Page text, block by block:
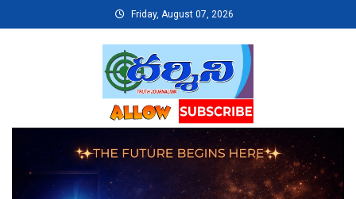
to
Friday, August 07, 2026